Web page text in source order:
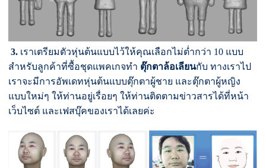
3. เราเตรียมตัวหุ่นต้นแบบไว้ให้คุณเลือกไม่ต่ำกว่า 10 แบบ
สำหรับลูกค้าที่ซื้อชุดแพคเกจทำ ตุ๊กตาล้อเลียนกับ ทางเราไป
เราจะมีการอัพเดทหุ่นต้นแบบตุ๊กตาผู้ชาย และตุ๊กตาผู้หญิง
แบบใหม่ๆ ให้ท่านอยู่เรื่อยๆ ให้ท่านติดตามข่าวสารได้ที่หน้า
เว็บไซต์ และเฟสบุ๊คของเราได้เลยค่ะ